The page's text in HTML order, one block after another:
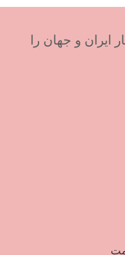
ایران و جهان را